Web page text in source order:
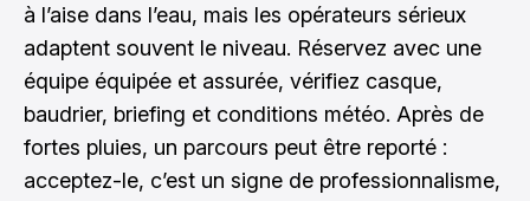
à l’aise dans l’eau, mais les opérateurs sérieux
adaptent souvent le niveau. Réservez avec une
équipe équipée et assurée, vérifiez casque,
baudrier, briefing et conditions météo. Après de
fortes pluies, un parcours peut être reporté :
acceptez-le, c’est un signe de professionnalisme,